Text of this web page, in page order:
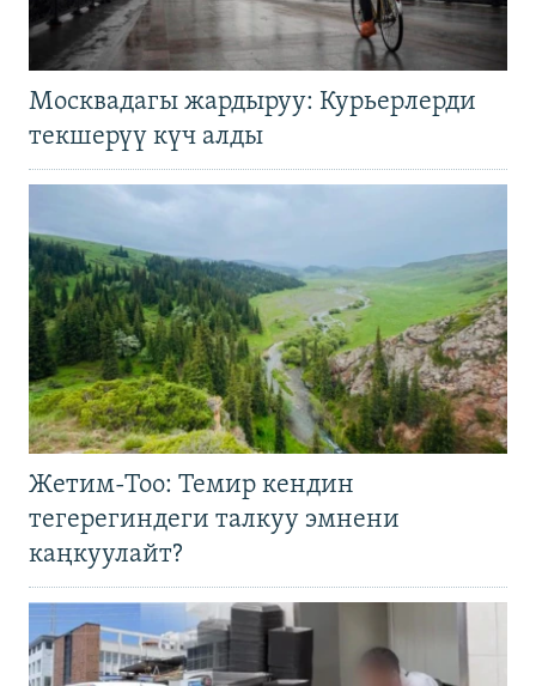
Москвадагы жардыруу: Курьерлерди
текшерүү күч алды
Жетим-Тоо: Темир кендин
тегерегиндеги талкуу эмнени
каңкуулайт?